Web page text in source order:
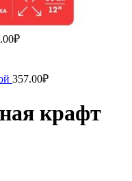
₽
357.00₽
крафт